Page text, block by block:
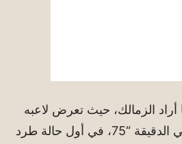
الزمالك، حيث تعرض لاعبه
للطرد في الدقيقة “75، في أول حالة طرد